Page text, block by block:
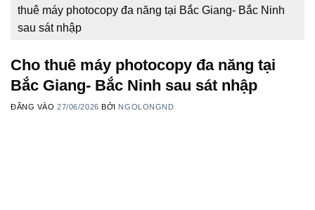
thuê máy photocopy đa năng tại Bắc Giang- Bắc Ninh
sau sát nhập
Cho thuê máy photocopy đa năng tại
Bắc Giang- Bắc Ninh sau sát nhập
ĐĂNG VÀO27/06/2026 BỞI NGOLONGND